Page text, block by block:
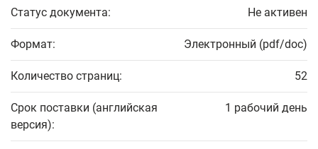
Статус документа: Не активен
Формат: Электронный (pdf/doc)
Количество страниц: 52
Срок поставки (английская
версия):
1 рабочий день